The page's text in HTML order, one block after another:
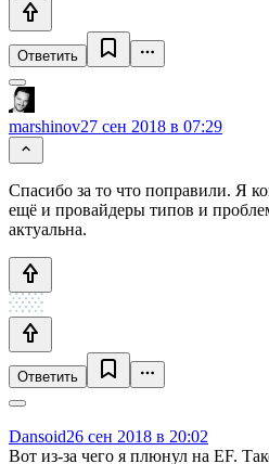
Ответить
marshinov27 сен 2018 в 07:29
Спасибо за то что поправили. Я
ещё и провайдеры типов и
актуальна.
Ответить
Dansoid26 сен 2018 в 20:02
Вот из-за чего я плюнул на EF.